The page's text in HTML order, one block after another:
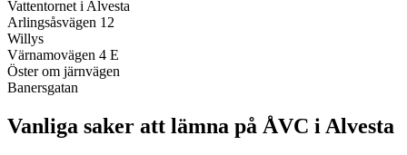
Vattentornet i Alvesta
Arlingsåsvägen 12
Willys
Värnamovägen 4 E
Öster om järnvägen
Banersgatan
Vanliga saker att lämna på ÅVC i Alvesta